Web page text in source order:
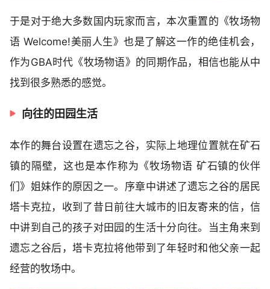
于是对于绝大多数国内玩家而言，本次重置的《牧场物
语 Welcome!美丽人生》也是了解这一作的绝佳机会，
作为GBA时代《牧场物语》的同期作品，相信也能从中
找到很多熟悉的感觉。
向往的田园生活
本作的舞台设置在遗忘之谷，实际上地理位置就在矿石
镇的隔壁，这也是本作称为《牧场物语 矿石镇的伙伴
们》姐妹作的原因之一。序章中讲述了遗忘之谷的居民
塔卡克拉，收到了昔日前往大城市的旧友寄来的信，信
中讲到自己的孩子对田园的生活十分向往。当主角来到
遗忘之谷后，塔卡克拉将他带到了年轻时和他父亲一起
经营的牧场中。